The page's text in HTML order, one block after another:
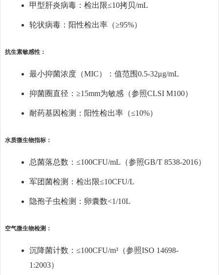
甲型肝炎病毒：检出限≤10拷贝/mL
轮状病毒：阳性检出率（≥95%）
抗生素敏感性：
最小抑菌浓度（MIC）：值范围0.5-32μg/mL
抑菌圈直径：≥15mm为敏感（参照CLSI M100）
耐药基因检测：阳性检出率（≤10%）
水质微生物指标：
总菌落总数：≤100CFU/mL（参照GB/T 8538-2016）
军团菌检测：检出限≤10CFU/L
隐孢子虫检测：卵囊数<1/10L
空气微生物检测：
沉降菌计数：≤100CFU/m³（参照ISO 14698-
1:2003）